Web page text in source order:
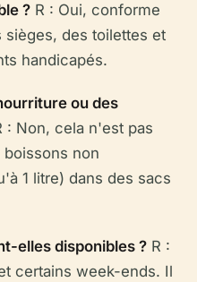
? R : Oui, conforme
sièges, des toilettes et
handicapés.
ou des
: Non, cela n'est pas
non
1 litre) dans des sacs
elles disponibles ? R :
certains week-ends. Il